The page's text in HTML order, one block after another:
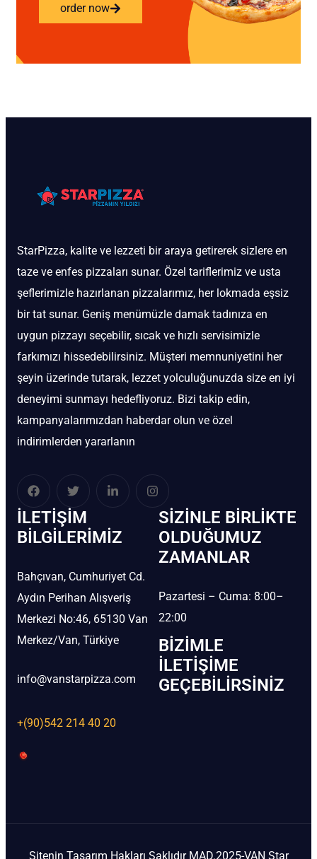
order now
StarPizza, kalite ve lezzeti bir araya getirerek sizlere en
taze ve enfes pizzaları sunar. Özel tariflerimiz ve usta
şeflerimizle hazırlanan pizzalarımız, her lokmada eşsiz
bir tat sunar. Geniş menümüzle damak tadınıza en
uygun pizzayı seçebilir, sıcak ve hızlı servisimizle
farkımızı hissedebilirsiniz. Müşteri memnuniyetini her
şeyin üzerinde tutarak, lezzet yolculuğunuzda size en iyi
deneyimi sunmayı hedefliyoruz. Bizi takip edin,
kampanyalarımızdan haberdar olun ve özel
indirimlerden yararlanın
İLETIŞIM
BİLGILERIMIZ
Bahçıvan, Cumhuriyet Cd.
Aydın Perihan Alışveriş
Merkezi No:46, 65130 Van
Merkez/Van, Türkiye
info@vanstarpizza.com
+(90)542 214 40 20
SIZINLE BIRLIKTE
OLDUĞUMUZ
ZAMANLAR
Pazartesi – Cuma: 8:00–
22:00
BIZIMLE
İLETIŞIME
GEÇEBILIRSINIZ
Sitenin Tasarım Hakları Saklıdır MAD.2025-VAN Star